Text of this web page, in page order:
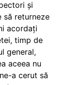
și
să returneze
acordați
timp de
general,
aceea nu
a cerut să